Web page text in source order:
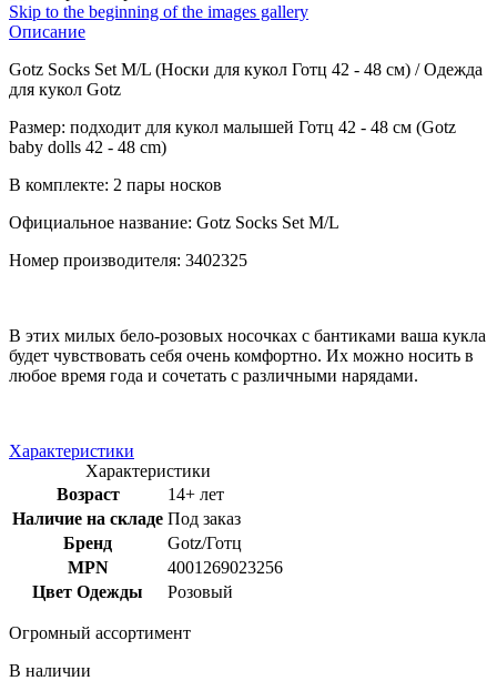
Skip to the beginning of the images gallery
Описание
Gotz Socks Set M/L (Носки для кукол Готц 42 - 48 см) / Одежда
для кукол Gotz
Размер: подходит для кукол малышей Готц 42 - 48 см (Gotz
baby dolls 42 - 48 сm)
В комплекте: 2 пары носков
Официальное название: Gotz Socks Set M/L
Номер производителя: 3402325
В этих милых бело-розовых носочках с бантиками ваша кукла
будет чувствовать себя очень комфортно. Их можно носить в
любое время года и сочетать с различными нарядами.
Характеристики
Характеристики
Возраст
14+ лет
Наличие на складе Под заказ
Бренд
Gotz/Готц
MPN
4001269023256
Цвет Одежды
Розовый
Огромный ассортимент
В наличии